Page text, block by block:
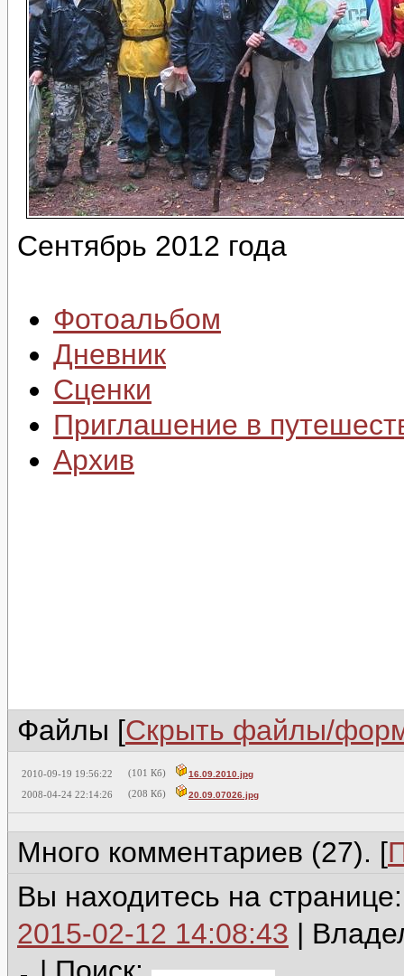
Сентябрь 2012 года
Фотоальбом
Дневник
Сценки
Приглашение в
Архив
Файлы [Скрыть файлы/
2010-09-19 19:56:22 (101 Кб) 16.09.2010.jpg
2008-04-24 22:14:26 (208 Кб) 20.09.07026.jpg
Много комментариев (27). [
Вы находитесь на
2015-02-12 14:08:43 |